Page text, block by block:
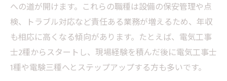
への道が開けます。これらの職種は設備の保安管理や点
検、トラブル対応など責任ある業務が増えるため、年収
も相応に高くなる傾向があります。たとえば、電気工事
士2種からスタートし、現場経験を積んだ後に電気工事士
1種や電験三種へとステップアップする方も多いです。